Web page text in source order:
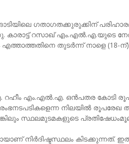
ഗതാഗതക്കുരുക്കിന്
കാരാട്ട് റസാഖ് എം.എൽ.എ.യുടെ
തുടർന്ന് നാളെ (18-
റഹീം എം.എൽ.എ. ഒൻപതര കോടി
നിലയിൽ
സ്ഥലമുടമകളുടെ
നിർദിഷ്ടസ്ഥലം കിടക്കുന്നത്.